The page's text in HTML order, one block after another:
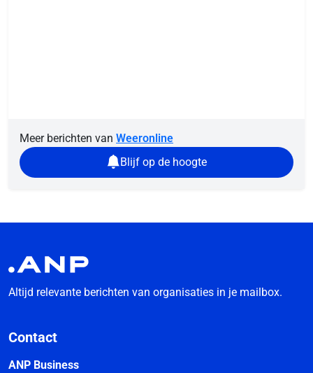
Meer berichten van Weeronline
Blijf op de hoogte
Altijd relevante berichten van organisaties in je mailbox.
Contact
ANP Business